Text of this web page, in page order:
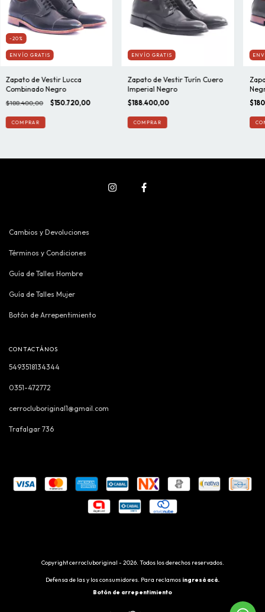
-20%
ENVÍO GRATIS
Zapato de Vestir Lucca
Combinado Negro
$188.400,00 $150.720,00
COMPRAR
ENVÍO GRATIS
Zapato de Vestir Turín Cuero
Imperial Negro
$188.400,00
COMPRAR
Cambios y Devoluciones
Términos y Condiciones
Guía de Talles Hombre
Guía de Talles Mujer
Botón de Arrepentimiento
CONTACTÁNOS
5493518134344
0351-472772
cerrocluboriginal1@gmail.com
Trafalgar 736
Copyright cerrocluboriginal - 2026. Todos los derechos reservados.
Defensa de las y los consumidores. Para reclamos ingresá acá.
Botón de arrepentimiento